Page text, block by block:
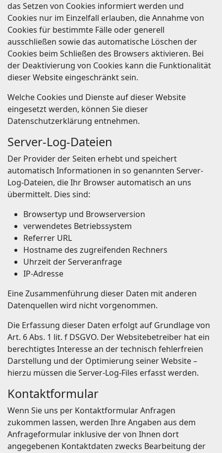
das Setzen von Cookies informiert werden und
Cookies nur im Einzelfall erlauben, die Annahme von
Cookies für bestimmte Fälle oder generell
ausschließen sowie das automatische Löschen der
Cookies beim Schließen des Browsers aktivieren. Bei
der Deaktivierung von Cookies kann die Funktionalität
dieser Website eingeschränkt sein.
Welche Cookies und Dienste auf dieser Website
eingesetzt werden, können Sie dieser
Datenschutzerklärung entnehmen.
Server-Log-Dateien
Der Provider der Seiten erhebt und speichert
automatisch Informationen in so genannten Server-
Log-Dateien, die Ihr Browser automatisch an uns
übermittelt. Dies sind:
Browsertyp und Browserversion
verwendetes Betriebssystem
Referrer URL
Hostname des zugreifenden Rechners
Uhrzeit der Serveranfrage
IP-Adresse
Eine Zusammenführung dieser Daten mit anderen
Datenquellen wird nicht vorgenommen.
Die Erfassung dieser Daten erfolgt auf Grundlage von
Art. 6 Abs. 1 lit. f DSGVO. Der Websitebetreiber hat ein
berechtigtes Interesse an der technisch fehlerfreien
Darstellung und der Optimierung seiner Website –
hierzu müssen die Server-Log-Files erfasst werden.
Kontaktformular
Wenn Sie uns per Kontaktformular Anfragen
zukommen lassen, werden Ihre Angaben aus dem
Anfrageformular inklusive der von Ihnen dort
angegebenen Kontaktdaten zwecks Bearbeitung der